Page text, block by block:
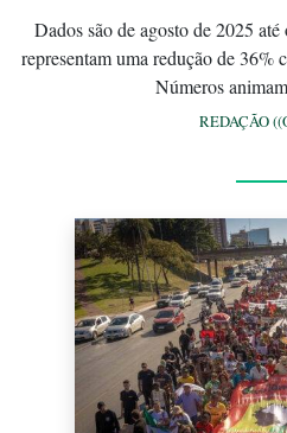
Dados são de agosto de 2025
representam uma redução de 36%
Números
REDAÇÃO